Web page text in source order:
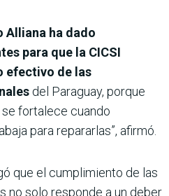
Alliana ha dado
para que la CICSI
efectivo de las
del Paraguay, porque
fortalece cuando
para repararlas”, afirmó.
que el cumplimiento de las
no solo responde a un deber